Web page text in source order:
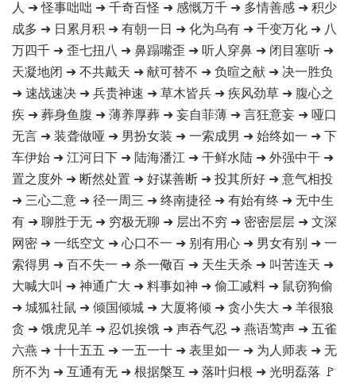
人 ➜ 怪事咄咄 ➜ 千奇百怪 ➜ 感慨万千 ➜ 多情善感 ➜ 积少
成多 ➜ 日累月积 ➜ 有朝一日 ➜ 化为乌有 ➜ 千变万化 ➜ 八
万四千 ➜ 歪七扭八 ➜ 鼻蹋嘴歪 ➜ 听人穿鼻 ➜ 闭目塞听 ➜
天凝地闭 ➜ 不共戴天 ➜ 献可替不 ➜ 负暄之献 ➜ 决一胜负
➜ 速战速决 ➜ 兵贵神速 ➜ 草木皆兵 ➜ 疾风劲草 ➜ 腹心之
疾 ➜ 葬身鱼腹 ➜ 薄养厚葬 ➜ 妄自菲薄 ➜ 言狂意妄 ➜ 哑口
无言 ➜ 装聋做哑 ➜ 男扮女装 ➜ 一索成男 ➜ 始终如一 ➜ 下
车伊始 ➜ 江河日下 ➜ 陆海潘江 ➜ 干鲜水陆 ➜ 外强中干 ➜
置之度外 ➜ 断然处置 ➜ 好谋善断 ➜ 投其所好 ➜ 意气相投
➜ 三心二意 ➜ 径一周三 ➜ 终南捷径 ➜ 有始有终 ➜ 无中生
有 ➜ 聊胜于无 ➜ 穷极无聊 ➜ 层出不穷 ➜ 密密层层 ➜ 文深
网密 ➜ 一纸空文 ➜ 心口不一 ➜ 别有用心 ➜ 男女有别 ➜ 一
索得男 ➜ 百不失一 ➜ 杀一儆百 ➜ 天生天杀 ➜ 叫苦连天 ➜
大喊大叫 ➜ 神通广大 ➜ 料事如神 ➜ 偷工减料 ➜ 鼠窃狗偷
➜ 城狐社鼠 ➜ 倾国倾城 ➜ 大厦将倾 ➜ 贪小失大 ➜ 羊很狼
贪 ➜ 饿虎见羊 ➜ 忍饥挨饿 ➜ 声吞气忍 ➜ 燕语莺声 ➜ 五雀
六燕 ➜ 十十五五 ➜ 一五一十 ➜ 表里如一 ➜ 为人师表 ➜ 无
所不为 ➜ 互通有无 ➜ 根据槃互 ➜ 落叶归根 ➜ 光明磊落 🚩